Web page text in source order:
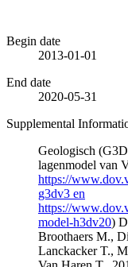
Begin date
2013-01-01
End date
2020-05-31
Supplemental
Geologisch
lagenmodel van
https://
g3dv3 en
https://
model-h3dv20)
Broothaers M.,
Lanckacker T.,